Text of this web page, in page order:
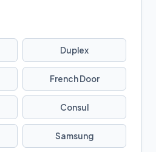
Duplex
French Door
Consul
Samsung